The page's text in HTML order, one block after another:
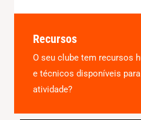
Recursos
O seu clube tem recursos
e técnicos disponíveis
atividade?